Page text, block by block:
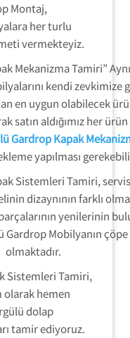
Montaj,
her turlu
vermekteyiz.
Mekanizma Tamiri”
kendi zevkimize
en uygun olabilecek
satın aldığımız her
Gardrop Kapak
yapılması
Sistemleri Tamiri,
dizaynının farklı
yenilerinin
Gardrop Mobilyanın
olmaktadır.
Sistemleri Tamiri,
hemen
dolap
tamir ediyoruz.